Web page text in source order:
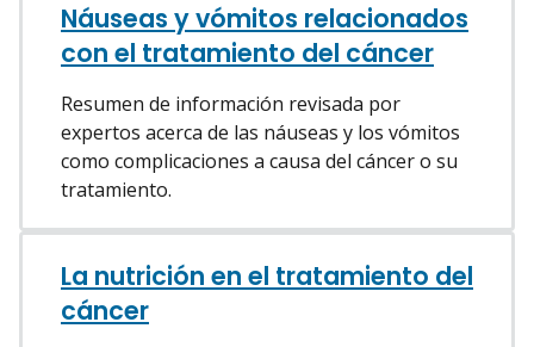
Náuseas y vómitos relacionados
con el tratamiento del cáncer
Resumen de información revisada por
expertos acerca de las náuseas y los vómitos
como complicaciones a causa del cáncer o su
tratamiento.
La nutrición en el tratamiento del
cáncer